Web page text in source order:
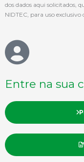
dos dados aqui solicitados,
NIDTEC, para uso exclusivo
Entre na sua